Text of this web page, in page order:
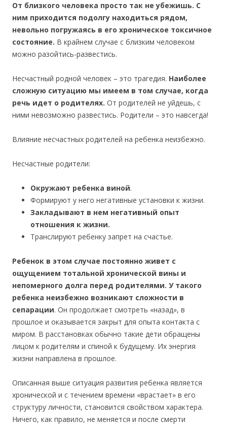
От близкого человека просто так не убежишь. С
ним приходится подолгу находиться рядом,
невольно погружаясь в его хроническое токсичное
состояние. В крайнем случае с близким человеком
можно разойтись-развестись.
Несчастный родной человек – это трагедия. Наиболее
сложную ситуацию мы имеем в том случае, когда
речь идет о родителях. От родителей не уйдешь, с
ними невозможно развестись. Родители – это навсегда!
Влияние несчастных родителей на ребенка неизбежно.
Несчастные родители:
Окружают ребенка виной.
Формируют у него негативные установки к жизни.
Закладывают в нем негативный опыт
отношения к жизни.
Транслируют ребенку запрет на счастье.
Ребенок в этом случае постоянно живет с
ощущением тотальной хронической вины и
непомерного долга перед родителями. У такого
ребенка неизбежно возникают сложности в
сепарации. Он продолжает смотреть «назад», в
прошлое и оказывается закрыт для опыта контакта с
миром. В расстановках обычно такие дети обращены
лицом к родителям и спиной к будущему. Их энергия
жизни направлена в прошлое.
Описанная выше ситуация развития ребенка является
хронической и с течением времени «врастает» в его
структуру личности, становится свойством характера.
Ничего, как правило, не меняется и после смерти